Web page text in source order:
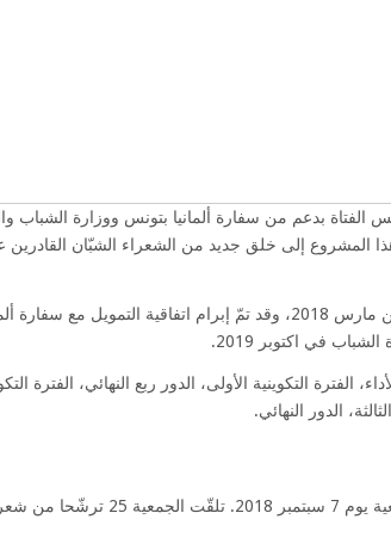
الفتاة بدعم من سفارة ألمانيا بتونس ووزارة الشباب
وديسمبر 2018. وهدف هذا المشروع إلى خلق جديد من الشعراء الشبّان
تم الاشتغال على صياغة المشروع انطلاقا من مارس 2018، وقد تمّ إبرام اتفاقية التمويل مع
الفترة التكوينية الأولى، الدور ربع النهائي، الفترة
الدور النهائي.
تم نشر الدعوة إلى الترشّح على موقع الجمعية يوم 7 سبتمبر 2018. تلقّت الجمعية 25